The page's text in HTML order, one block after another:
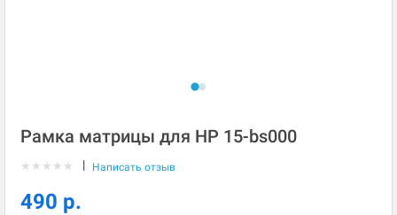
Рамка матрицы для HP 15-bs000
★ ★ ★ ★ ★ | Написать отзыв
490 р.